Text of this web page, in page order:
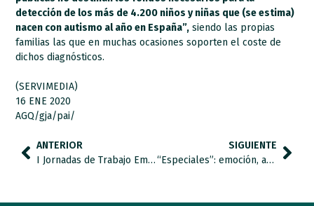
detección de los más de 4.200 niños y niñas que (se estima)
nacen con autismo al año en España”, siendo las propias
familias las que en muchas ocasiones soporten el coste de
dichos diagnósticos.
(SERVIMEDIA)
16 ENE 2020
AGQ/gja/pai/
ANTERIOR
I Jornadas de Trabajo Empleo y TEA y I Jornadas de Familias 25 Aniversario FESPAU Futuro y Liderazgo Compartido.
SIGUIENTE
“Especiales”: emoción, autismo y mundo asociativo.